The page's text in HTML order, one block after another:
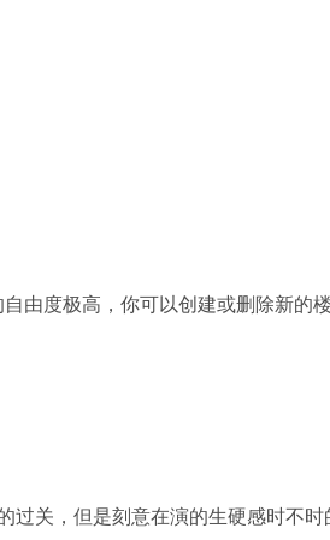
由度极高，你可以创建或删除新
过关，但是刻意在演的生硬感时不